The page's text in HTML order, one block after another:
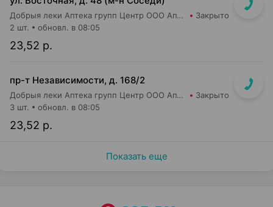
Добрыя леки Аптека групп Центр ООО Аптека №45 Закрыто
23,52 р.
2 шт. обновл. в 08:05
пр-т Независимости, д. 168/2
Добрыя леки Аптека групп Центр ООО Аптека №30 Закрыто
23,52 р.
3 шт. обновл. в 08:05
Показать еще